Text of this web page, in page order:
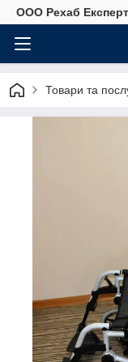
OOO Рехаб
Товари та